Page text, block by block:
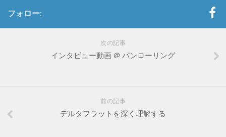
フォロー:
次の記事
インタビュー動画 ＠ パンローリング
前の記事
デルタフラットを深く理解する